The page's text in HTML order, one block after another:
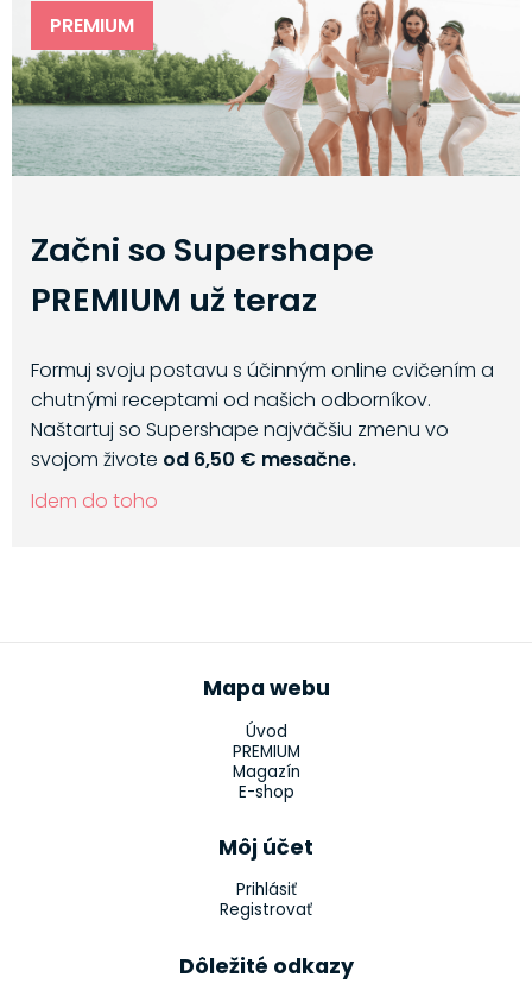
PREMIUM
Začni so Supershape
PREMIUM už teraz
Formuj svoju postavu s účinným online cvičením a
chutnými receptami od našich odborníkov.
Naštartuj so Supershape najväčšiu zmenu vo
svojom živote od 6,50 € mesačne.
Idem do toho
Mapa webu
Úvod
PREMIUM
Magazín
E-shop
Môj účet
Prihlásiť
Registrovať
Dôležité odkazy